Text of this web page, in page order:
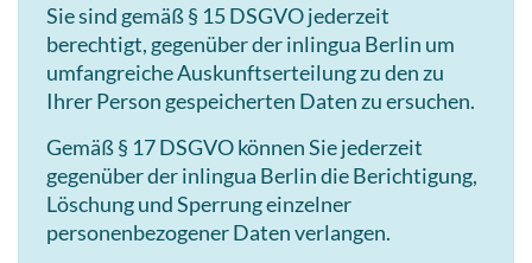
Sie sind gemäß § 15 DSGVO jederzeit
berechtigt, gegenüber der inlingua Berlin um
umfangreiche Auskunftserteilung zu den zu
Ihrer Person gespeicherten Daten zu ersuchen.
Gemäß § 17 DSGVO können Sie jederzeit
gegenüber der inlingua Berlin die Berichtigung,
Löschung und Sperrung einzelner
personenbezogener Daten verlangen.